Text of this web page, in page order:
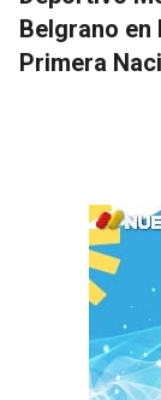
Belgrano
Primera